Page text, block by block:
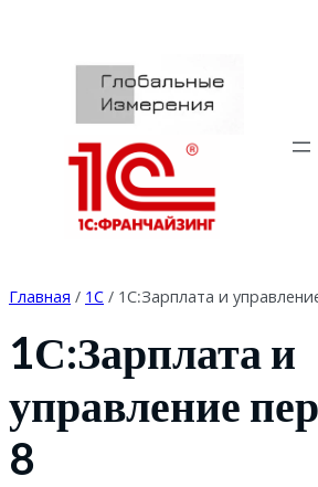
содержимому
Главная / 1C / 1С:Зарплата и
1С:Зарплата и
управление
8